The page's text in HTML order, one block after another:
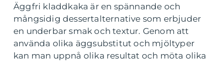
Äggfri kladdkaka är en spännande och
mångsidig dessertalternative som erbjuder
en underbar smak och textur. Genom att
använda olika äggsubstitut och mjöltyper
kan man uppnå olika resultat och möta olika